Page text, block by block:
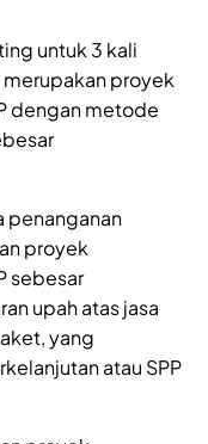
untuk 3 kali
proyek
dengan metode
penanganan
proyek
sebesar
upah atas jasa
yang
atau SPP